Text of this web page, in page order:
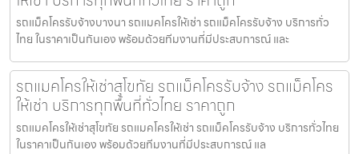
รถแม็คโครรับจ้างบางนา รถแมคโครให้เช่า รถแม็คโครรับจ้าง บริการทั่ว
ไทย ในราคาเป็นกันเอง พร้อมด้วยทีมงานที่มีประสบการณ์ และ
รถแมคโครให้เช่าสุโขทัย รถแม็คโครรับจ้าง รถแม็คโคร
ให้เช่า บริการทุกพื้นที่ทั่วไทย ราคาถูก
รถแมคโครให้เช่าสุโขทัย รถแมคโครให้เช่า รถแม็คโครรับจ้าง บริการทั่วไทย
ในราคาเป็นกันเอง พร้อมด้วยทีมงานที่มีประสบการณ์ แล